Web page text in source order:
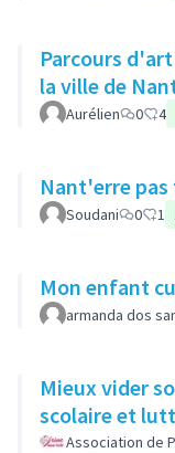
Parcours
la ville de
Aurélien 0 4
Nant'erre pas
Soudani 0 1
Mon enfant
armanda dos
Mieux vider
scolaire et
Association de